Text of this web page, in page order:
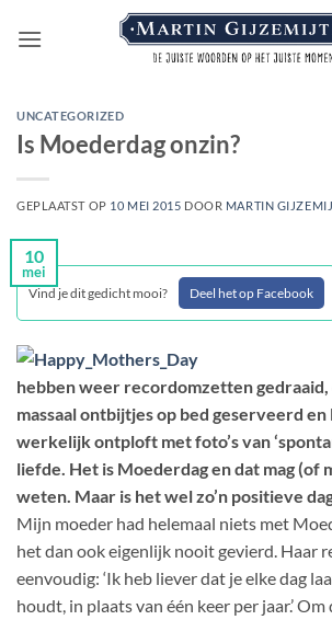
naar
UNCATEGORIZED
Is Moederdag onzin?
GEPLAATST OP 10 MEI 2015 DOOR MARTIN
10
mei
Vind je dit gedicht mooi? Deel het op Facebook
hebben weer recordomzetten
massaal ontbijtjes op bed geserveerd en
werkelijk ontploft met foto’s van
liefde. Het is Moederdag en dat mag (of
weten. Maar is het wel zo’n positieve
Mijn moeder had helemaal niets met
het dan ook eigenlijk nooit gevierd. Haar
eenvoudig: ‘Ik heb liever dat je elke dag
houdt, in plaats van één keer per jaar.’